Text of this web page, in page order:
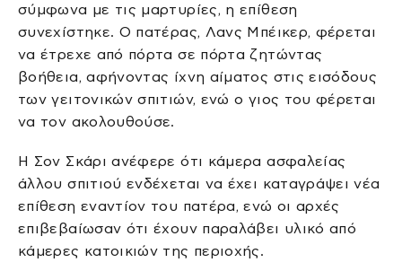
σύμφωνα με τις μαρτυρίες, η επίθεση
συνεχίστηκε. Ο πατέρας, Λανς Μπέικερ, φέρεται
να έτρεχε από πόρτα σε πόρτα ζητώντας
βοήθεια, αφήνοντας ίχνη αίματος στις εισόδους
των γειτονικών σπιτιών, ενώ ο γιος του φέρεται
να τον ακολουθούσε.
Η Σον Σκάρι ανέφερε ότι κάμερα ασφαλείας
άλλου σπιτιού ενδέχεται να έχει καταγράψει νέα
επίθεση εναντίον του πατέρα, ενώ οι αρχές
επιβεβαίωσαν ότι έχουν παραλάβει υλικό από
κάμερες κατοικιών της περιοχής.